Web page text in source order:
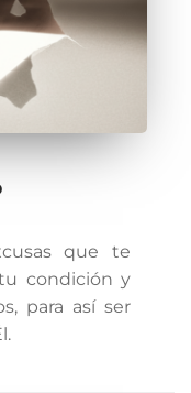
que te
condición y
para así ser